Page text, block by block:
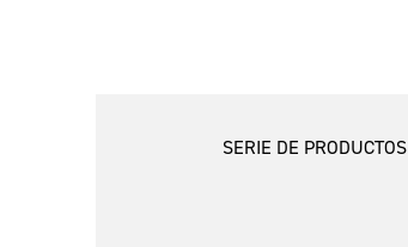
SERIE DE PRODUCTOS